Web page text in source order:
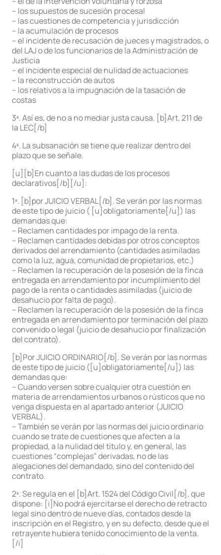
– los supuestos de sucesión procesal
– las cuestiones de competencia y jurisdicción
– la acumulación de procesos
– el incidente de recusación de jueces y magistrados, o
del LAJ o de los funcionarios de la Administración de
Justicia
– el incidente especial de nulidad de actuaciones
– la reconstrucción de autos
– los relativos a la impugnación de la tasación de
costas
3ª. Así es, de no a no mediar justa causa. [b]Art. 211 de
la LEC[/b]
4ª. La subsanación se tiene que realizar dentro del
plazo que se señale.
[u][b]En cuanto a las dudas de los procesos
declarativos[/b][/u]:
1ª. [b]por JUICIO VERBAL[/b]. Se verán por las normas
de este tipo de juicio ( [u]obligatoriamente[/u]) las
demandas que:
– Reclamen cantidades por impago de la renta.
– Reclamen cantidades debidas por otros conceptos
derivados del arrendamiento (cantidades asimiladas
como la luz, agua, comunidad de propietarios, etc.)
– Reclamen la recuperación de la posesión de la finca
entregada en arrendamiento por incumplimiento del
pago de la renta o cantidades asimiladas (juicio de
desahucio por falta de pago).
– Reclamen la recuperación de la posesión de la finca
entregada en arrendamiento por terminación del plazo
convenido o legal (juicio de desahucio por finalización
del contrato).
[b]Por JUICIO ORDINARIO[/b]. Se verán por las normas
de este tipo de juicio ([u]obligatoriamente[/u]) las
demandas que:
– Cuando versen sobre cualquier otra cuestión en
materia de arrendamientos urbanos o rústicos que no
venga dispuesta en al apartado anterior (JUICIO
VERBAL).
– También se verán por las normas del juicio ordinario
cuando se trate de cuestiones que afecten a la
propiedad, a la nulidad del título y, en general, las
cuestiones “complejas” derivadas, no de las
alegaciones del demandado, sino del contenido del
contrato.
2ª. Se regula en el [b]Art. 1524 del Código Civil[/b], que
dispone: [i]No podrá ejercitarse el derecho de retracto
legal sino dentro de nueve días, contados desde la
inscripción en el Registro, y en su defecto, desde que el
retrayente hubiera tenido conocimiento de la venta.
[/i]